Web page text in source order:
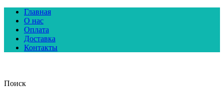
Главная
О нас
Оплата
Доставка
Контакты
Поиск